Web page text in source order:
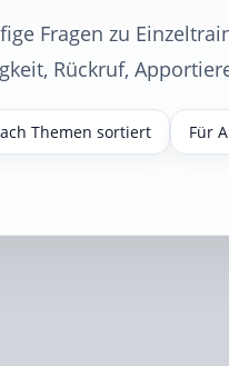
Fragen zu
Rückruf,
Themen sortiert Für